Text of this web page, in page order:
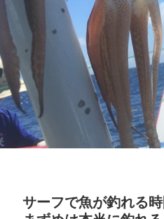
サーフで魚が釣れる